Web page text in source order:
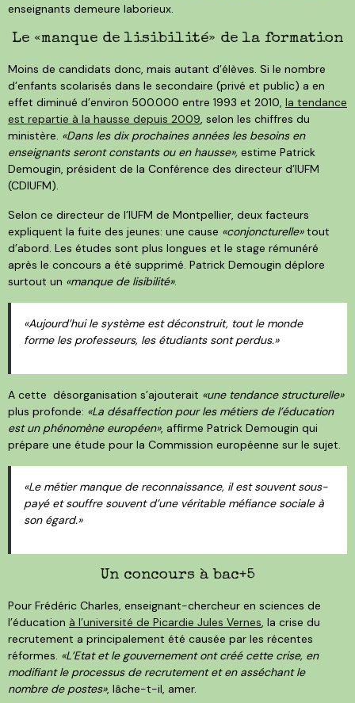
enseignants demeure laborieux.
Le «manque de lisibilité» de la formation
Moins de candidats donc, mais autant d’élèves. Si le nombre
d’enfants scolarisés dans le secondaire (privé et public) a en
effet diminué d’environ 500.000 entre 1993 et 2010, la tendance
est repartie à la hausse depuis 2009 , selon les chiffres du
ministère. «Dans les dix prochaines années les besoins en
enseignants seront constants ou en hausse», estime Patrick
Demougin, président de la Conférence des directeur d’IUFM
(CDIUFM).
Selon ce directeur de l’IUFM de Montpellier, deux facteurs
expliquent la fuite des jeunes: une cause «conjoncturelle»tout
d’abord. Les études sont plus longues et le stage rémunéré
après le concours a été supprimé. Patrick Demougin déplore
surtout un «manque de lisibilité».
«Aujourd’hui le système est déconstruit, tout le monde
forme les professeurs, les étudiants sont perdus.»
A cette désorganisation s’ajouterait «une tendance structurelle»
plus profonde: «La désaffection pour les métiers de l’éducation
est un phénomène européen», affirme Patrick Demougin qui
prépare une étude pour la Commission européenne sur le sujet.
«Le métier manque de reconnaissance, il est souvent sous-
payé et souffre souvent d’une véritable méfiance sociale à
son égard.»
Un concours à bac+5
Pour Frédéric Charles, enseignant-chercheur en sciences de
l’éducation à l’université de Picardie Jules Vernes , la crise du
recrutement a principalement été causée par les récentes
réformes. «L’Etat et le gouvernement ont créé cette crise, en
modifiant le processus de recrutement et en asséchant le
nombre de postes», lâche-t-il, amer.